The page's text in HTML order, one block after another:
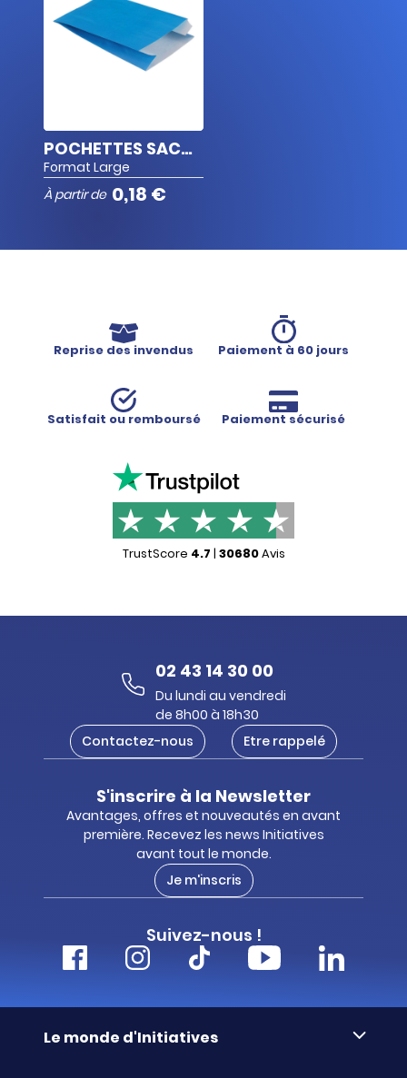
POCHETTES SACHET KRAFT BLEU
Format Large
À partir de 0,18 €
Reprise des invendus Paiement à 60 jours
Satisfait ou remboursé Paiement sécurisé
TrustScore 4.7 | 30680Avis
02 43 14 30 00
Du lundi au vendredi
de 8h00 à 18h30
Contactez-nous
Etre rappelé
S'inscrire à la Newsletter
Avantages, offres et nouveautés en avant
première. Recevez les news Initiatives
avant tout le monde.
Je m'inscris
Suivez-nous !
Le monde d'Initiatives